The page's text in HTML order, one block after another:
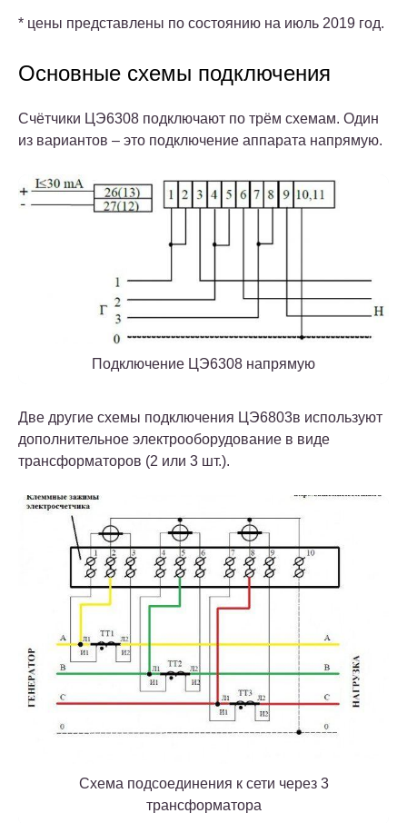
* цены представлены по состоянию на июль 2019 год.
Основные схемы подключения
Счётчики ЦЭ6308 подключают по трём схемам. Один
из вариантов – это подключение аппарата напрямую.
Подключение ЦЭ6308 напрямую
Две другие схемы подключения ЦЭ6803в используют
дополнительное электрооборудование в виде
трансформаторов (2 или 3 шт.).
Схема подсоединения к сети через 3
трансформатора